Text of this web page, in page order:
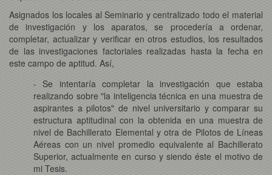
Asignados los locales al Seminario y centralizado todo el material
de investigación y los aparatos, se procedería a ordenar,
completar, actualizar y verificar en otros estudios, los resultados
de las investigaciones factoriales realizadas hasta la fecha en
este campo de aptitud. Así,
- Se intentaría completar la investigación que estaba
realizando sobre "la inteligencia técnica en una muestra de
aspirantes a pilotos" de nivel universitario y comparar su
estructura aptitudinal con la obtenida en una muestra de
nivel de Bachillerato Elemental y otra de Pilotos de Líneas
Aéreas con un nivel promedio equivalente al Bachillerato
Superior, actualmente en curso y siendo éste el motivo de
mi Tesis.